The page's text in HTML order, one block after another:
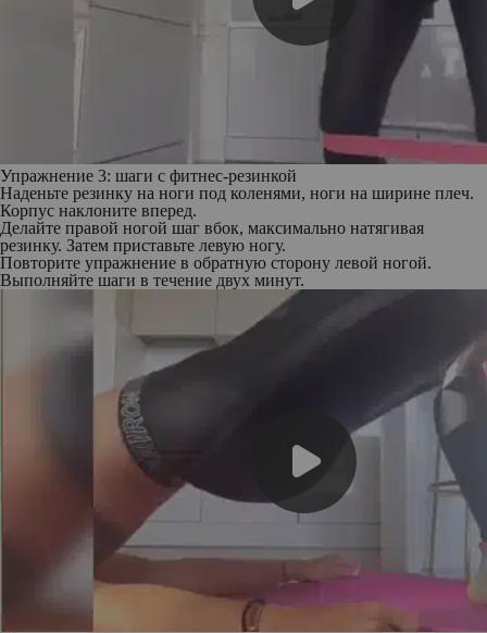
Упражнение 3: шаги с фитнес-резинкой
Наденьте резинку на ноги под коленями, ноги на ширине плеч.
Корпус наклоните вперед.
Делайте правой ногой шаг вбок, максимально натягивая
резинку. Затем приставьте левую ногу.
Повторите упражнение в обратную сторону левой ногой.
Выполняйте шаги в течение двух минут.